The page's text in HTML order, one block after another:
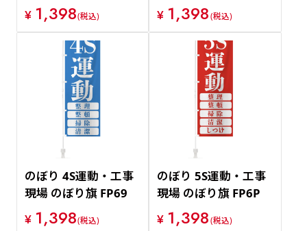
¥ 1,398(税込)
¥ 1,398(税込)
のぼり 4S運動・工事
現場 のぼり旗 FP69
¥ 1,398(税込)
のぼり 5S運動・工事
現場 のぼり旗 FP6P
¥ 1,398(税込)